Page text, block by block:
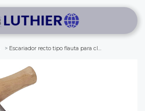
Escariador recto tipo flauta para clavijas de cello de 3/4 - 4/4